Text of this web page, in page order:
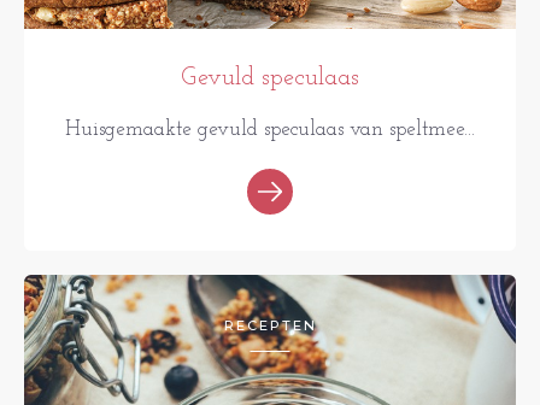
Gevuld speculaas
Huisgemaakte gevuld speculaas van speltmee...
RECEPTEN